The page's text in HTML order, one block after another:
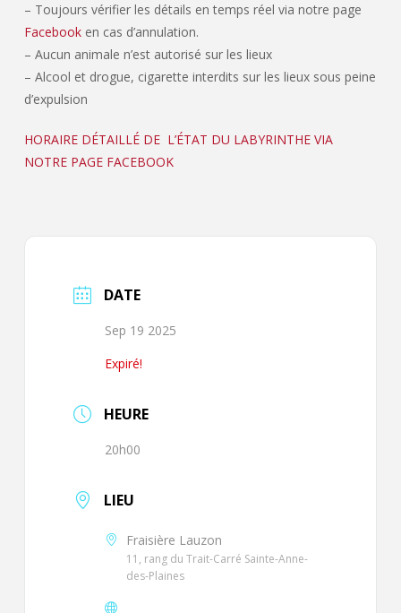
– Toujours vérifier les détails en temps réel via notre page
Facebooken cas d’annulation.
– Aucun animale n’est autorisé sur les lieux
– Alcool et drogue, cigarette interdits sur les lieux sous peine
d’expulsion
HORAIRE DÉTAILLÉ DE L’ÉTAT DU LABYRINTHE VIA
NOTRE PAGE FACEBOOK
DATE
Sep 19 2025
Expiré!
HEURE
20h00
LIEU
Fraisière Lauzon
11, rang du Trait-Carré Sainte-Anne-
des-Plaines